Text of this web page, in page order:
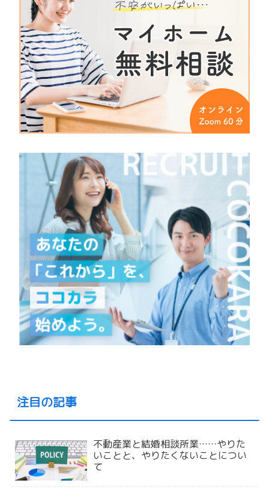
注目の記事
不動産業と結婚相談所業……やりた
いことと、やりたくないことについ
て